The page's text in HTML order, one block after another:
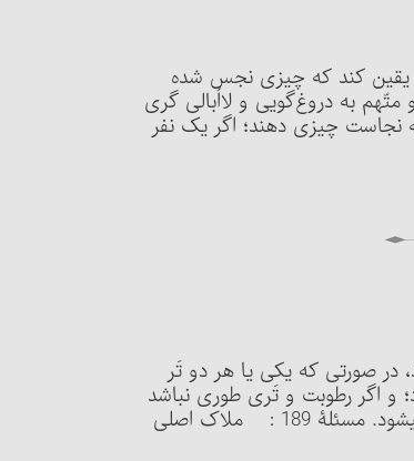
هر چیزی از سه راه ثابت می‏شود: 1- انسان یقین کند که چیزی نجس شده
به دروغ‌گویی و لااُبالی گری
نفر عادل شهادت به نجاست چیزی دهند؛ اگر یک نفر
در صورتی که یکی یا هر دو تَر
و اگر رطوبت و تَری طوری نباشد
که به دیگری سرایت کند، به صرف ملاقات، آن چیز پاک نجس نمی‏شود. مسئلۀ 189 : ملاک اصلی